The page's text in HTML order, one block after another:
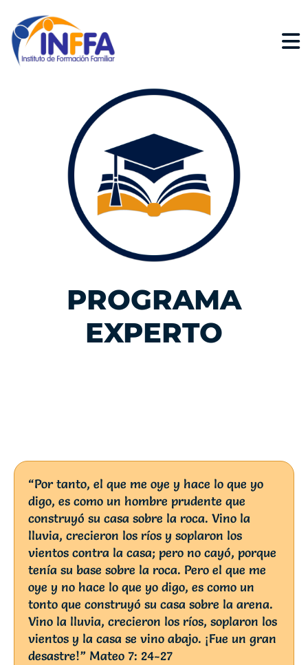
PROGRAMA
EXPERTO
“Por tanto, el que me oye y hace lo que yo
digo, es como un hombre prudente que
construyó su casa sobre la roca. Vino la
lluvia, crecieron los ríos y soplaron los
vientos contra la casa; pero no cayó, porque
tenía su base sobre la roca. Pero el que me
oye y no hace lo que yo digo, es como un
tonto que construyó su casa sobre la arena.
Vino la lluvia, crecieron los ríos, soplaron los
vientos y la casa se vino abajo. ¡Fue un gran
desastre!” Mateo 7: 24-27